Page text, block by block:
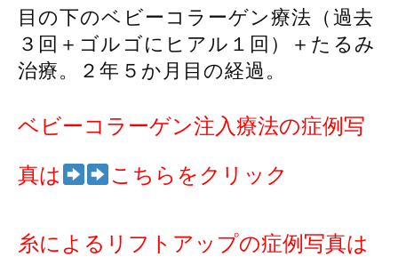
目の下のベビーコラーゲン療法（過去
３回＋ゴルゴにヒアル１回）＋たるみ
治療。２年５か月目の経過。
ベビーコラーゲン注入療法の症例写
真は こちらをクリック
糸によるリフトアップの症例写真は